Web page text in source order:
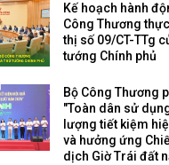
Kế hoạch hành
Công Thương
thị số 09/CT-TTg
tướng Chính phủ
Bộ Công Thương
"Toàn dân sử
lượng tiết kiệm
và hưởng ứng
dịch Giờ Trái đất